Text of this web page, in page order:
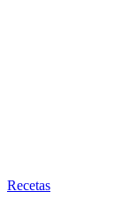
Recetas